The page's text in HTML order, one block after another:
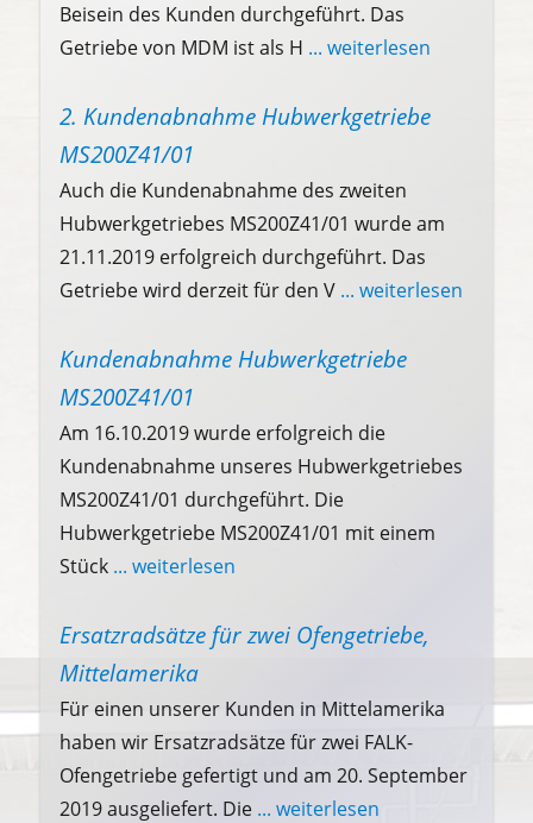
Beisein des Kunden durchgeführt. Das
Getriebe von MDM ist als H ... weiterlesen
2. Kundenabnahme Hubwerkgetriebe
MS200Z41/01
Auch die Kundenabnahme des zweiten
Hubwerkgetriebes MS200Z41/01 wurde am
21.11.2019 erfolgreich durchgeführt. Das
Getriebe wird derzeit für den V ... weiterlesen
Kundenabnahme Hubwerkgetriebe
MS200Z41/01
Am 16.10.2019 wurde erfolgreich die
Kundenabnahme unseres Hubwerkgetriebes
MS200Z41/01 durchgeführt. Die
Hubwerkgetriebe MS200Z41/01 mit einem
Stück ... weiterlesen
Ersatzradsätze für zwei Ofengetriebe,
Mittelamerika
Für einen unserer Kunden in Mittelamerika
haben wir Ersatzradsätze für zwei FALK-
Ofengetriebe gefertigt und am 20. September
2019 ausgeliefert. Die ... weiterlesen